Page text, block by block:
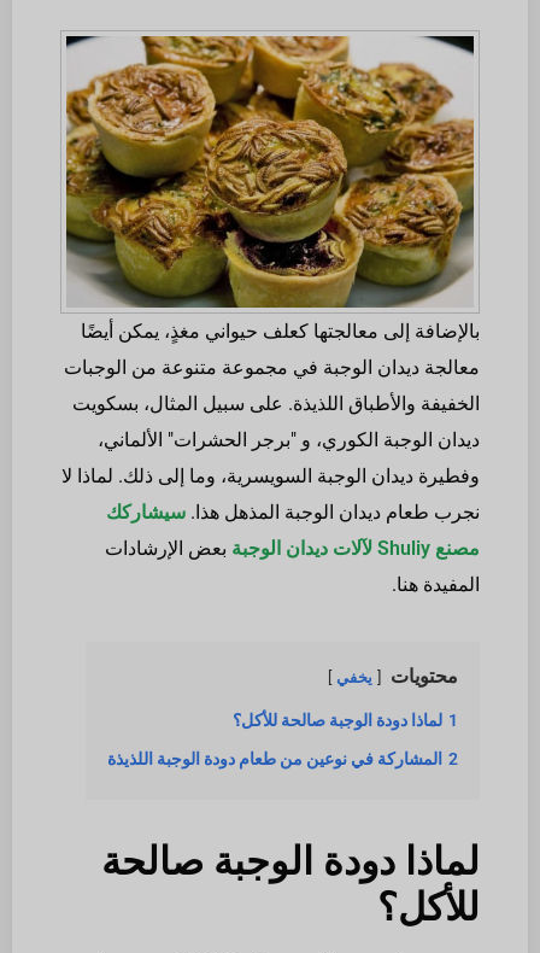
بالإضافة إلى معالجتها كعلف حيواني مغذٍ، يمكن أيضًا
معالجة ديدان الوجبة في مجموعة متنوعة من الوجبات
الخفيفة والأطباق اللذيذة. على سبيل المثال، بسكويت
ديدان الوجبة الكوري، و "برجر الحشرات" الألماني،
وفطيرة ديدان الوجبة السويسرية، وما إلى ذلك. لماذا لا
نجرب طعام ديدان الوجبة المذهل هذا. سيشاركك
مصنع Shuliy لآلات ديدان الوجبة
بعض الإرشادات
المفيدة هنا.
محتويات يخفي
1 لماذا دودة الوجبة صالحة للأكل؟
2 المشاركة في نوعين من طعام دودة الوجبة اللذيذة
لماذا دودة الوجبة صالحة
للأكل؟